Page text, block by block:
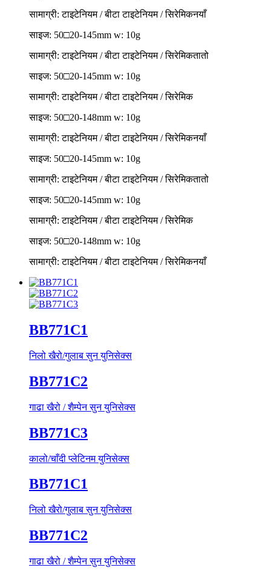
सामाग्री: टाइटेनियम / बीटा टाइटेनियम / सिरेमिकनयाँ
साइज: 50□20-145mm w: 10g
सामाग्री: टाइटेनियम / बीटा टाइटेनियम / सिरेमिकतातो
साइज: 50□20-145mm w: 10g
सामाग्री: टाइटेनियम / बीटा टाइटेनियम / सिरेमिक
साइज: 50□20-148mm w: 10g
सामाग्री: टाइटेनियम / बीटा टाइटेनियम / सिरेमिकनयाँ
साइज: 50□20-145mm w: 10g
सामाग्री: टाइटेनियम / बीटा टाइटेनियम / सिरेमिकतातो
साइज: 50□20-145mm w: 10g
सामाग्री: टाइटेनियम / बीटा टाइटेनियम / सिरेमिक
साइज: 50□20-148mm w: 10g
सामाग्री: टाइटेनियम / बीटा टाइटेनियम / सिरेमिकनयाँ
BB771C1
निलो खैरो/गुलाब सुन युनिसेक्स
BB771C2
गाढा खैरो / शैम्पेन सुन युनिसेक्स
BB771C3
कालो/चाँदी प्लेटिनम युनिसेक्स
BB771C1
निलो खैरो/गुलाब सुन युनिसेक्स
BB771C2
गाढा खैरो / शैम्पेन सुन युनिसेक्स